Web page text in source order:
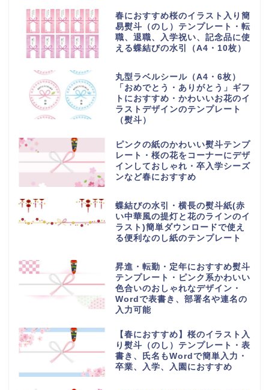
春におすすめ桜のイラスト入り簡
易熨斗（のし）テンプレート・転
職、退職、入学祝い、記念品に使
える蝶結びの水引（A4・10枚）
丸型ラベルシール（A4・6枚）
「おめでとう・ありがとう」ギフ
トにおすすめ・かわいいお花のイ
ラストデザインのテンプレート
（熨斗）
ピンクの紙のかわいい熨斗テンプ
レート・桜の花をコーナーにデザ
インしておしゃれ・卒入学シーズ
ンなど春におすすめ
蝶結びの水引・横長の熨斗紙(赤
い中華風の提灯と花のラインのイ
ラスト)簡単ダウンロードで使え
る便利なのし紙のテンプレート
昇進・転勤・定年におすすめ熨斗
テンプレート・ピンク系かわいい
色合いのおしゃれなデザイン・
Wordで表書き、部署名や連名の
入力可能
【春におすすめ】桜のイラスト入
り熨斗（のし）テンプレート・表
書き、氏名もWordで簡単入力・
卒業、入学、入園におすすめ